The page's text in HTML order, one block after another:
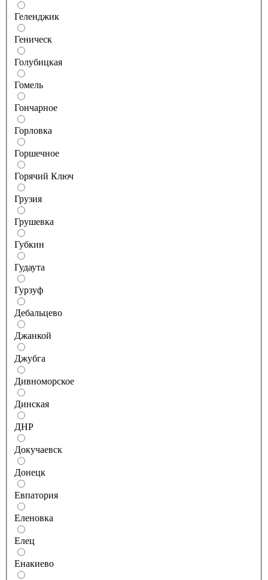
Геленджик
Геническ
Голубицкая
Гомель
Гончарное
Горловка
Горшечное
Горячий Ключ
Грузия
Грушевка
Губкин
Гудаута
Гурзуф
Дебальцево
Джанкой
Джубга
Дивноморское
Динская
ДНР
Докучаевск
Донецк
Евпатория
Еленовка
Елец
Енакиево